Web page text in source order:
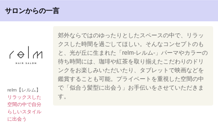
サロンからの一言
relm【レルム】
リラックスした
空間の中で自分
らしいスタイル
に出会う
郊外ならではのゆったりとしたスペースの中で、リラッ
クスした時間を過ごしてほしい。そんなコンセプトのも
と、光が丘に生まれた「relm-レルム-」パーマやカラーの
待ち時間には、珈琲や紅茶を取り揃えたこだわりのドリ
ンクをお楽しみいただいたり、タブレットで映画などを
鑑賞することも可能。プライベートを重視した空間の中
で「似合う髪型に出会う」お手伝いをさせていただきま
す。